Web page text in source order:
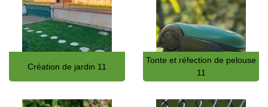
Création de jardin 11
Tonte et réfection de pelouse
11